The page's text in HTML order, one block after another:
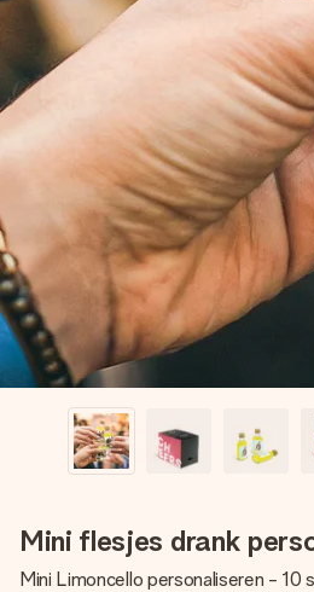
Mini flesjes drank
Mini Limoncello personaliseren - 10